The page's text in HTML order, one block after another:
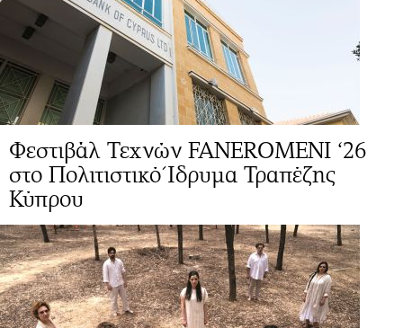
Φεστιβάλ Τεχνών FANEROMENI ‘26
στο Πολιτιστικό Ίδρυμα Τραπέζης
Κύπρου